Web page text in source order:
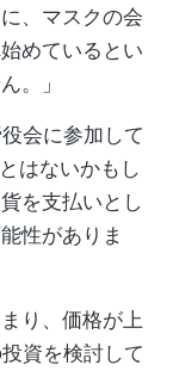
、マスクの会
めているとい
。」
会に参加して
はないかもし
を支払いとし
性がありま
り、価格が上
資を検討して